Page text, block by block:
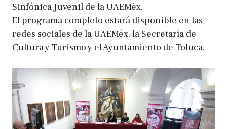
Sinfónica Juvenil de la UAEMéx.
El programa completo estará disponible en las
redes sociales de la UAEMéx, la Secretaría de
Cultura y Turismo y el Ayuntamiento de Toluca.